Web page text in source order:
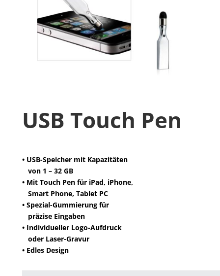
USB Touch Pen
• USB-Speicher mit Kapazitäten
von 1 – 32 GB
• Mit Touch Pen für iPad, iPhone,
Smart Phone, Tablet PC
• Spezial-Gummierung für
präzise Eingaben
• Individueller Logo-Aufdruck
oder Laser-Gravur
• Edles Design